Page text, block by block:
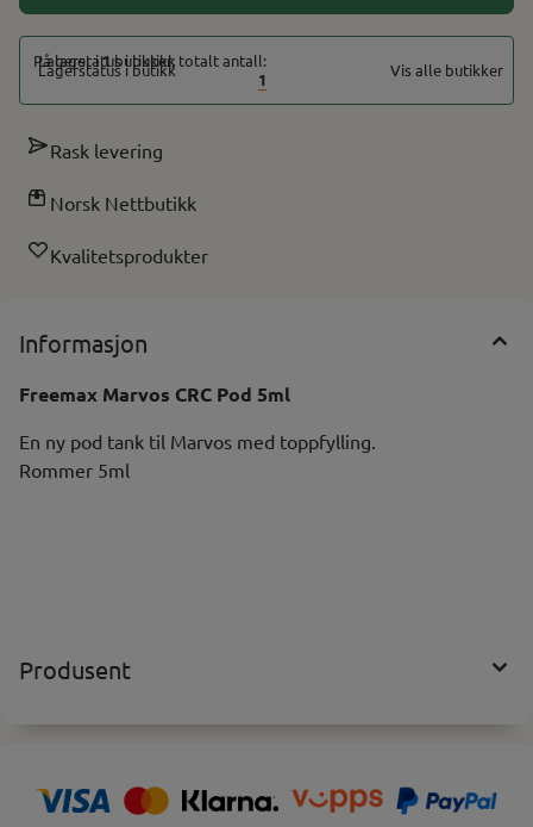
På lager i1butikker, totalt antall:
1
Vis alle butikker
Rask levering
Norsk Nettbutikk
Kvalitetsprodukter
Informasjon
Freemax Marvos CRC Pod 5ml
En ny pod tank til Marvos med toppfylling.
Rommer 5ml
Produsent